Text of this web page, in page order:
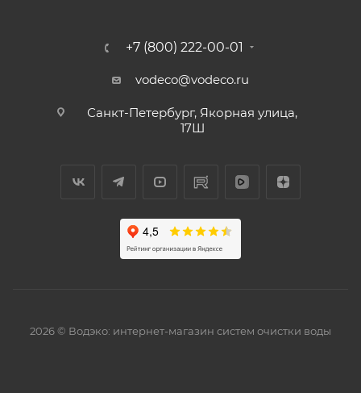
+7 (800) 222-00-01
vodeco@vodeco.ru
Санкт-Петербург, Якорная улица,
17Ш
2026 © Водэко: интернет-магазин систем очистки воды